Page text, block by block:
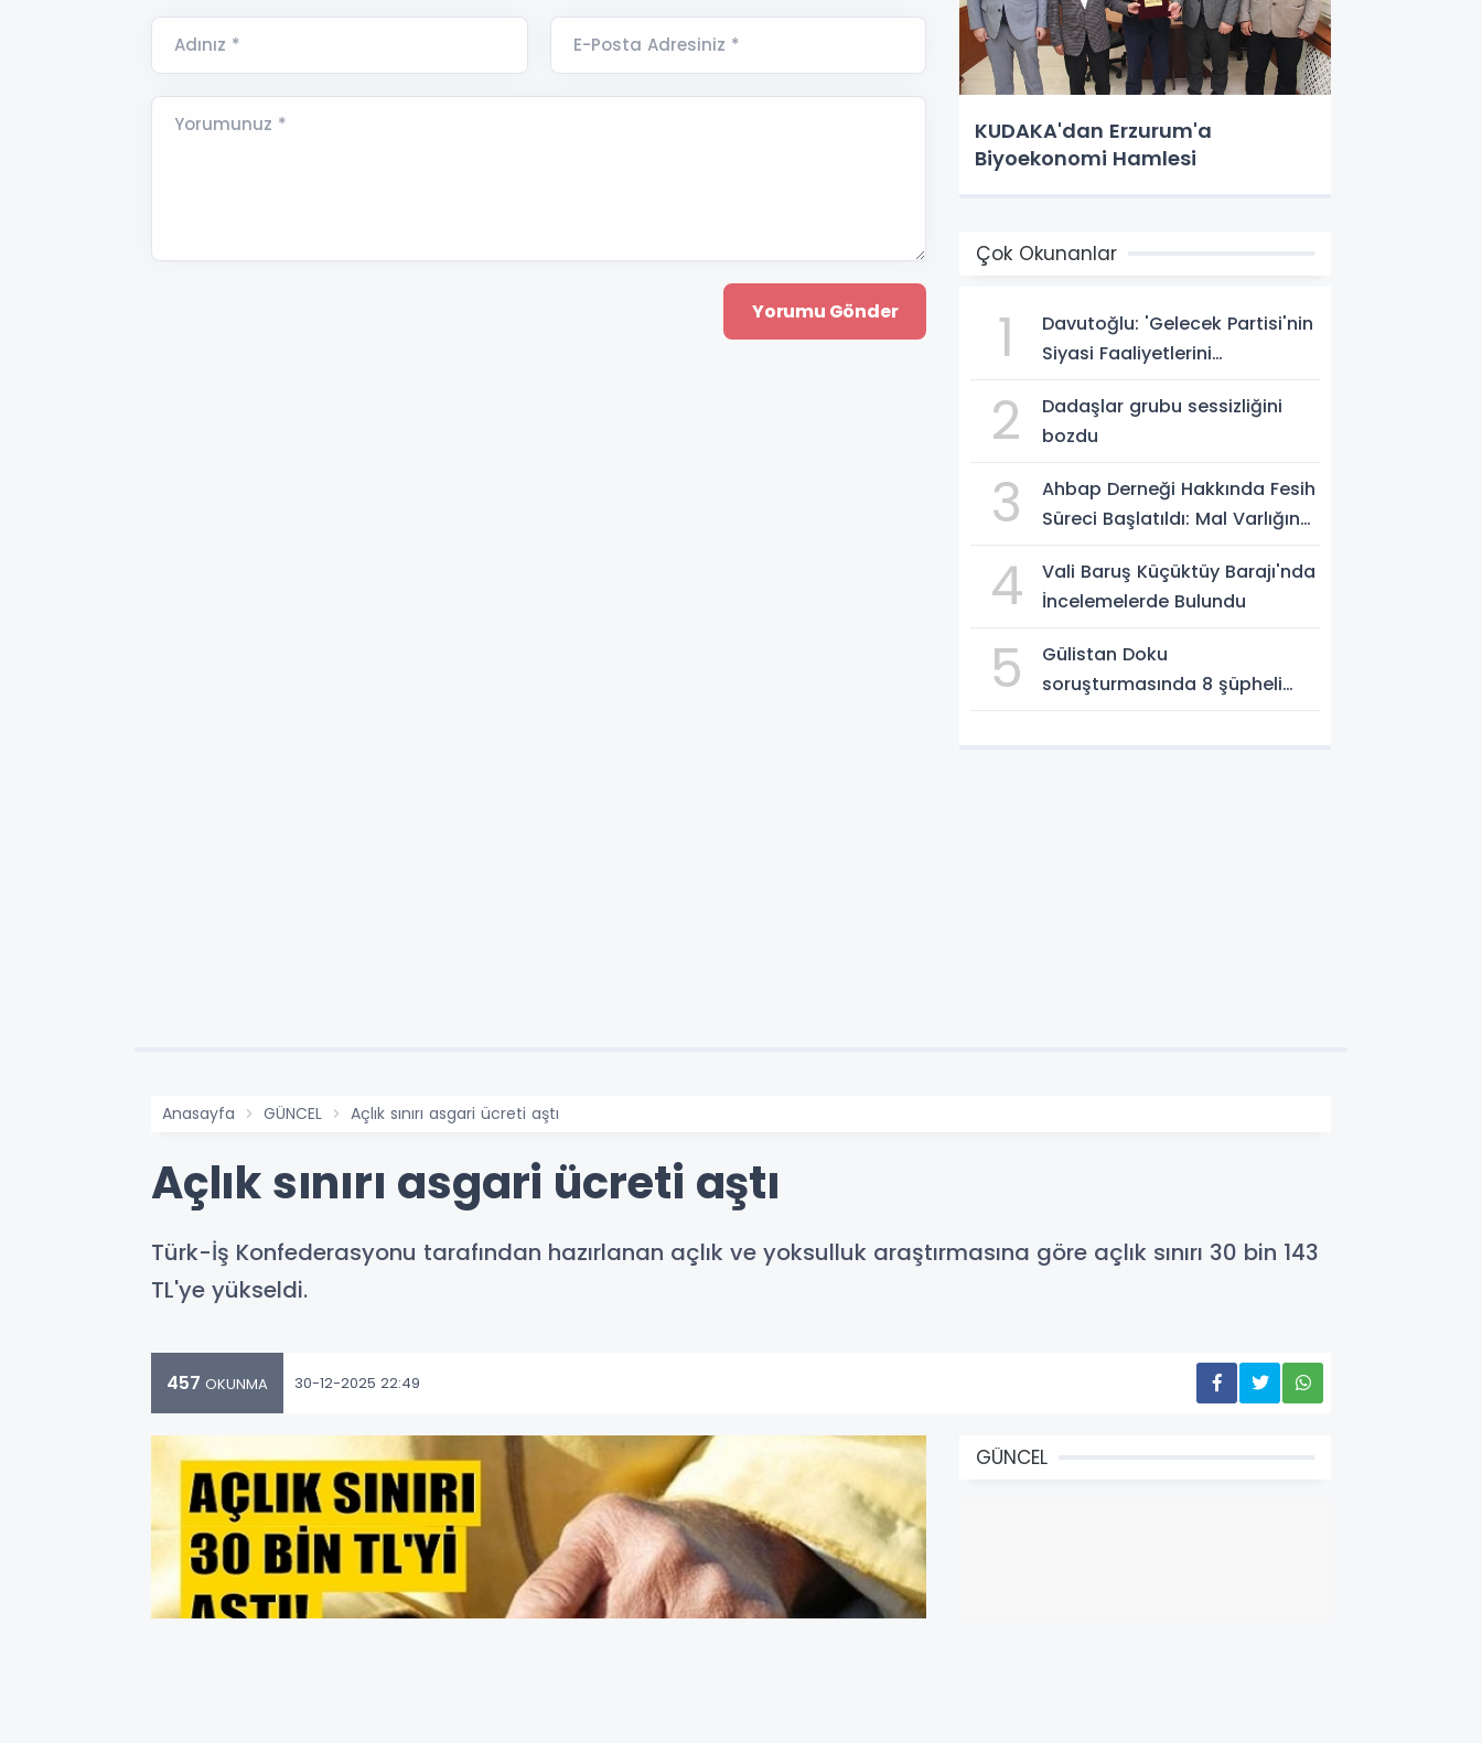
Adınız * E-Posta Adresiniz *
Yorumunuz *
KUDAKA'dan Erzurum'a
Biyoekonomi Hamlesi
Çok Okunanlar
1
Davutoğlu: 'Gelecek Partisi'nin
Siyasi Faaliyetlerini
2
Dadaşlar grubu sessizliğini
bozdu
3
Ahbap Derneği Hakkında Fesih
Süreci Başlatıldı: Mal Varlığına
4
Vali Baruş Küçüktüy Barajı'nda
İncelemelerde Bulundu
5
Gülistan Doku
soruşturmasında 8 şüpheli
Anasayfa GÜNCEL Açlık sınırı asgari ücreti aştı
Açlık sınırı asgari ücreti aştı
Türk-İş Konfederasyonu tarafından hazırlanan açlık ve yoksulluk araştırmasına göre açlık sınırı 30 bin 143
TL'ye yükseldi.
457 OKUNMA 30-12-2025 22:49
GÜNCEL